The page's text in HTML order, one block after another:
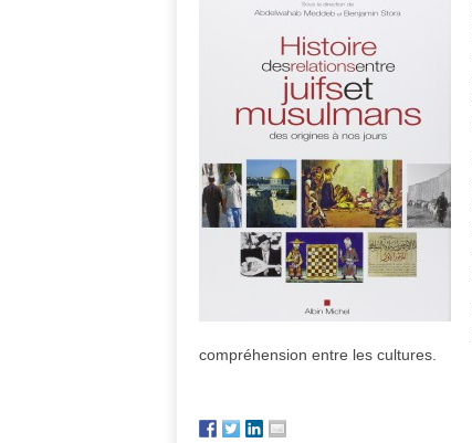
compréhension entre les cultures.